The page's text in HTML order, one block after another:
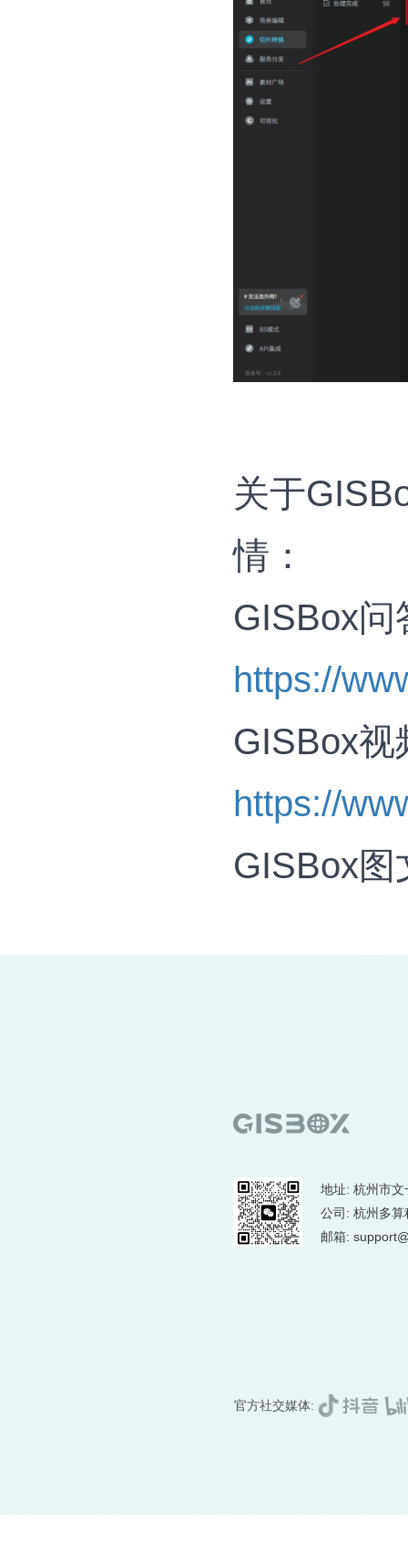
关于
情：
GISBox问
https://
GISBox视
https://
GISBox图
地址: 杭州市
公司: 杭州多
邮箱:
官方社交媒体: